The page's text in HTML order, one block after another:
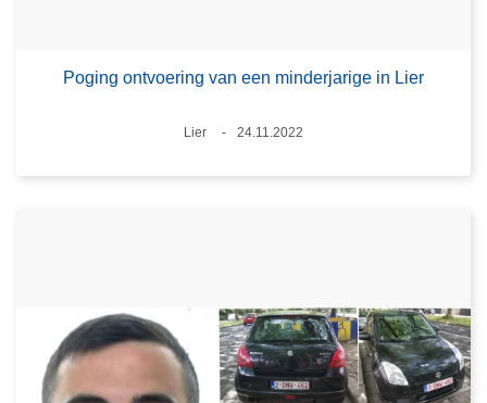
Poging ontvoering van een minderjarige in Lier
Plaats
Lier
24.11.2022